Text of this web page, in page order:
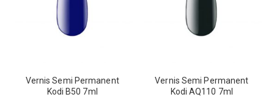
Vernis Semi Permanent
Kodi B50 7ml
Vernis Semi Permanent
Kodi AQ110 7ml